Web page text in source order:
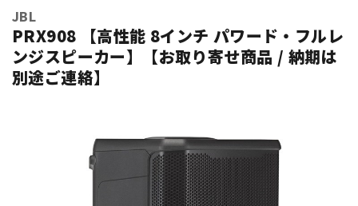
エレキギター
ベース ウクレレ
パーカッション
JBL
PRX908 【高性能 8インチ パワード・フルレ
ンジスピーカー】【お取り寄せ商品 / 納期は
別途ご連絡】